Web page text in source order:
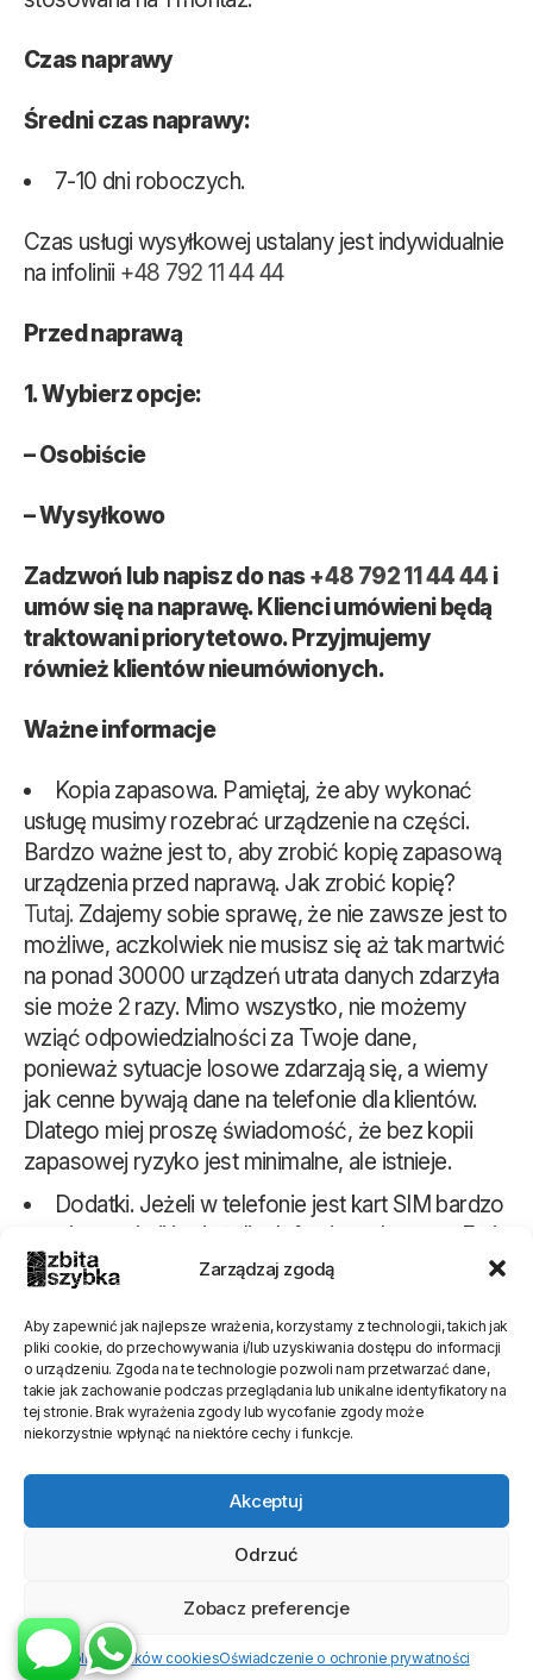
Zarządzaj zgodą
Aby zapewnić jak najlepsze wrażenia, korzystamy z technologii, takich jak
pliki cookie, do przechowywania i/lub uzyskiwania dostępu do informacji
o urządzeniu. Zgoda na te technologie pozwoli nam przetwarzać dane,
takie jak zachowanie podczas przeglądania lub unikalne identyfikatory na
tej stronie. Brak wyrażenia zgody lub wycofanie zgody może
niekorzystnie wpłynąć na niektóre cechy i funkcje.
Akceptuj
Odrzuć
Zobacz preferencje
Polityka plików cookiesOświadczenie o ochronie prywatności
Czas naprawy
Średni czas naprawy:
7-10 dni roboczych.
Czas usługi wysyłkowej ustalany jest indywidualnie
na infolinii +48 792 11 44 44
Przed naprawą
1. Wybierz opcje:
– Osobiście
– Wysyłkowo
Zadzwoń lub napisz do nas+48 792 11 44 44 i
umów się na naprawę. Klienci umówieni będą
traktowani priorytetowo. Przyjmujemy
również klientów nieumówionych.
Ważne informacje
Kopia zapasowa. Pamiętaj, że aby wykonać
usługę musimy rozebrać urządzenie na części.
Bardzo ważne jest to, aby zrobić kopię zapasową
urządzenia przed naprawą. Jak zrobić kopię?
Tutaj. Zdajemy sobie sprawę, że nie zawsze jest to
możliwe, aczkolwiek nie musisz się aż tak martwić
na ponad 30000 urządzeń utrata danych zdarzyła
sie może 2 razy. Mimo wszystko, nie możemy
wziąć odpowiedzialności za Twoje dane,
ponieważ sytuacje losowe zdarzają się, a wiemy
jak cenne bywają dane na telefonie dla klientów.
Dlatego miej proszę świadomość, że bez kopii
zapasowej ryzyko jest minimalne, ale istnieje.
Dodatki. Jeżeli w telefonie jest kart SIM bardzo
prosimy wyjmij ją. Jeżeli telefon jest ubrany w Etui
bardzo prosimy zdejmij je. Dostarcz do nas
telefon bez żadnych akcesoriów (kable,
ładowarki, słuchawki itd.)
Oceń stronę
[Ocen:0Średnia: